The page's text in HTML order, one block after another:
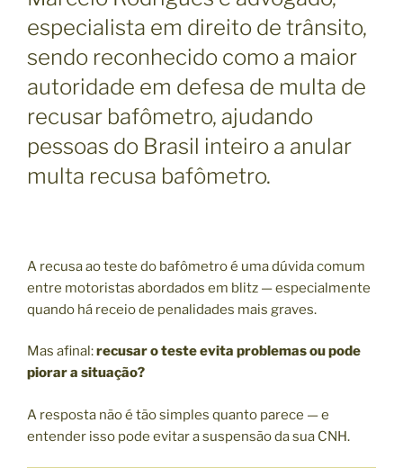
especialista em direito de trânsito,
sendo reconhecido como a maior
autoridade em defesa de multa de
recusar bafômetro, ajudando
pessoas do Brasil inteiro a anular
multa recusa bafômetro.
A recusa ao teste do bafômetro é uma dúvida comum
entre motoristas abordados em blitz — especialmente
quando há receio de penalidades mais graves.
Mas afinal:recusar o teste evita problemas ou pode
piorar a situação?
A resposta não é tão simples quanto parece — e
entender isso pode evitar a suspensão da sua CNH.